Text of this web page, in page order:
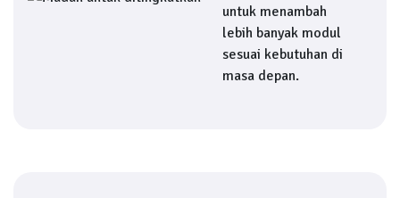
untuk menambah
lebih banyak modul
sesuai kebutuhan di
masa depan.